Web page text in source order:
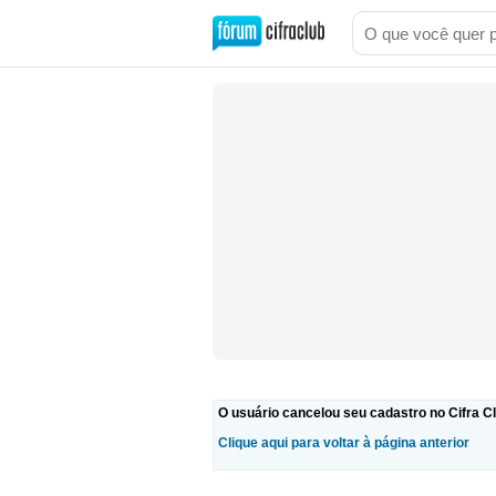
O usuário cancelou seu cadastro no Cifra
Clique aqui para voltar à página anterior